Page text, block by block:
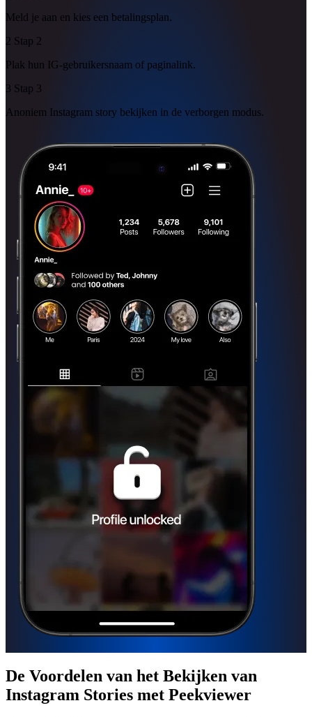
Meld je aan en kies een betalingsplan.
2 Stap 2
Plak hun IG-gebruikersnaam of paginalink.
3 Stap 3
Anoniem Instagram story bekijken in de verborgen modus.
De Voordelen van het Bekijken van
Instagram Stories met Peekviewer